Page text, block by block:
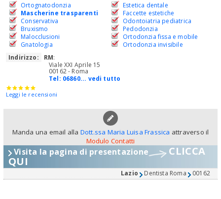
Ortognatodonzia
Mascherine trasparenti
Conservativa
Bruxismo
Malocclusioni
Gnatologia
Estetica dentale
Faccette estetiche
Odontoiatria pediatrica
Pedodonzia
Ortodonzia fissa e mobile
Ortodonzia invisibile
Indirizzo:
RM:
Viale XXI Aprile 15
00162 - Roma
Tel: 06860... vedi tutto
Leggi le recensioni
Manda una email alla Dott.ssa Maria Luisa Frassica attraverso il
Modulo Contatti
Visita la pagina di presentazione CLICCA
QUI
Lazio Dentista Roma 00162